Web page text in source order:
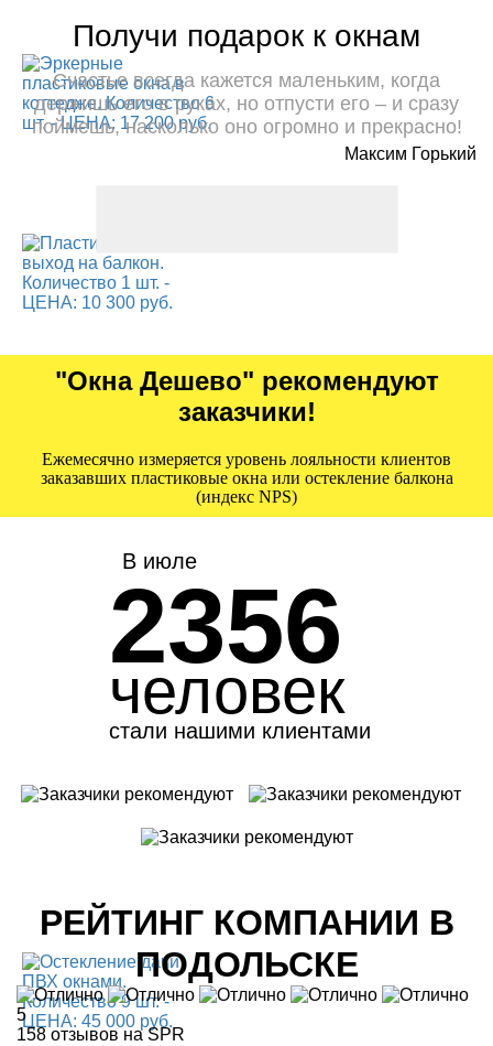
Получи подарок к окнам
Счастье всегда кажется маленьким, когда
держишь его в руках, но отпусти его – и сразу
поймешь, насколько оно огромно и прекрасно!
Максим Горький
"Окна Дешево" рекомендуют
заказчики!
Ежемесячно измеряется уровень лояльности клиентов
заказавших пластиковые окна или остекление балкона
(индекс NPS)
В июле
2356
человек
стали нашими клиентами
РЕЙТИНГ КОМПАНИИ В
ПОДОЛЬСКЕ
5
158 отзывов на SPR